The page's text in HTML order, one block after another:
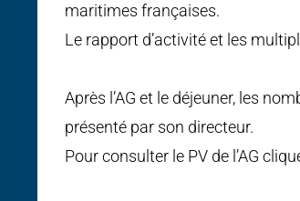
maritimes françaises.
Le rapport d’activité et les
Après l’AG et le déjeuner, les
présenté par son directeur.
Pour consulter le PV de l’AG